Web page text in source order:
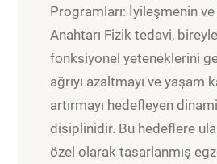
Programları: İyileşmenin
Anahtarı Fizik tedavi,
fonksiyonel yeteneklerini
ağrıyı azaltmayı ve yaşam
artırmayı hedefleyen
disiplinidir. Bu hedeflere
özel olarak tasarlanmış